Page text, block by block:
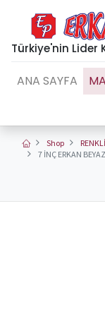
Türkiye'nin Lider
ANA SAYFA
Shop
7 İNÇ ERKAN